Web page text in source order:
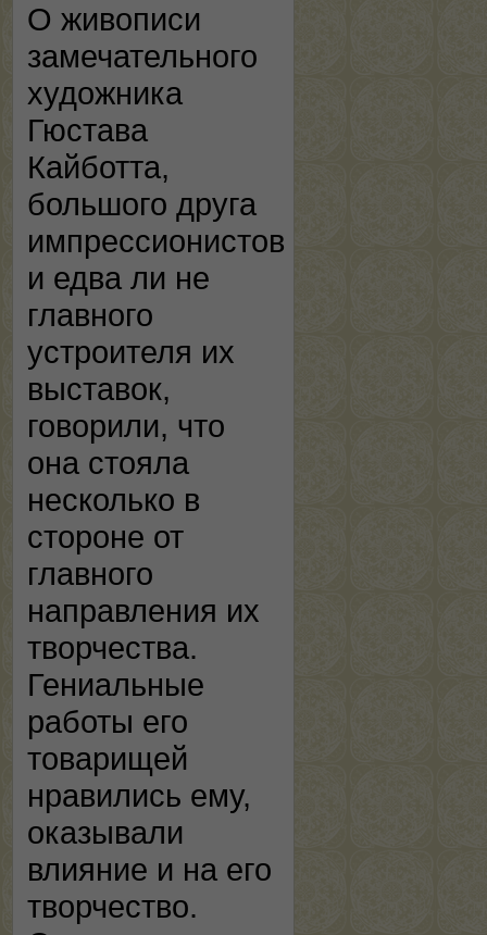
О живописи
замечательного
художника
Гюстава
Кайботта,
большого друга
импрессионистов
и едва ли не
главного
устроителя их
выставок,
говорили, что
она стояла
несколько в
стороне от
главного
направления их
творчества.
Гениальные
работы его
товарищей
нравились ему,
оказывали
влияние и на его
творчество.